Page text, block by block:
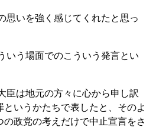
いを強く感じてくれたと思っ
う場面でのこういう発言とい
は地元の方々に心から申し訳
いうかたちで表したと、そのよ
の政党の考えだけで中止宣言をさ